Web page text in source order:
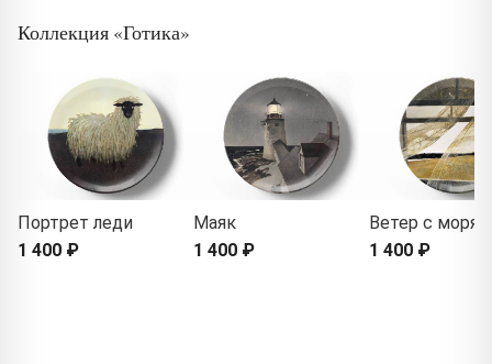
Коллекция «Готика»
Портрет леди
1 400 ₽
Маяк
1 400 ₽
Ветер с моря
1 400 ₽